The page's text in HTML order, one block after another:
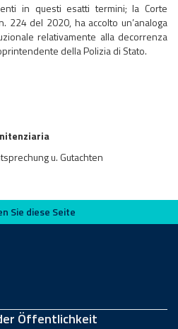
in questi esatti termini; la Corte
224 del 2020, ha accolto un’analoga
relativamente alla decorrenza
della Polizia di Stato.
u. Gutachten
Seite
Sie diese Seite
Öffentlichkeit